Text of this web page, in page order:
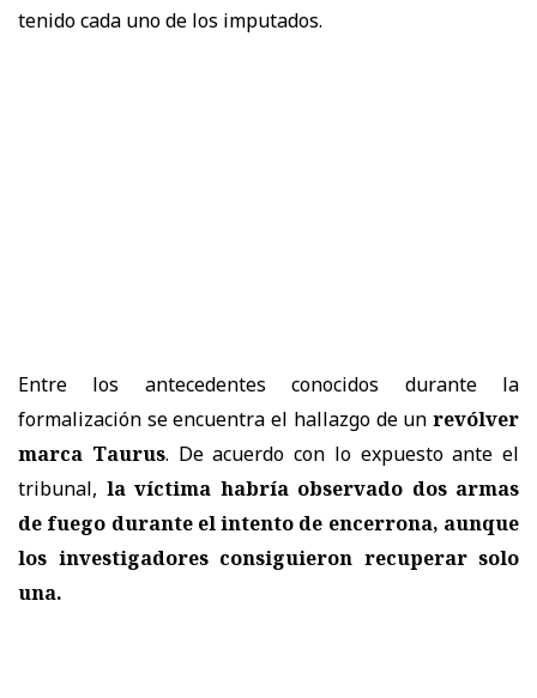
tenido cada uno de los imputados.
Entre los antecedentes conocidos durante la
formalización se encuentra el hallazgo de un revólver
marca Taurus. De acuerdo con lo expuesto ante el
tribunal, la víctima habría observado dos armas
de fuego durante el intento de encerrona, aunque
los investigadores consiguieron recuperar solo
una.